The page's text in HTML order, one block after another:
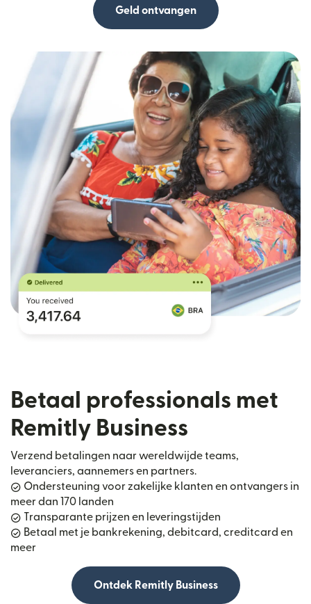
Geld ontvangen
Betaal professionals met
Remitly Business
Verzend betalingen naar wereldwijde teams,
leveranciers, aannemers en partners.
Ondersteuning voor zakelijke klanten en ontvangers in
meer dan 170 landen
Transparante prijzen en leveringstijden
Betaal met je bankrekening, debitcard, creditcard en
meer
Ontdek Remitly Business